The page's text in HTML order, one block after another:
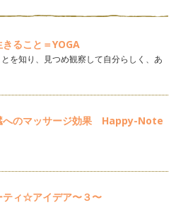
チン♪ ７月に入って京の町は祇園
に織姫という娘がいました。織
い
なったことありますか？ １０年
…
そう、眠ってしまいそう、敷居
ること＝YOGA
を知り、見つめ観察して自分らしく、あ
へのマッサージ効果 Happy-Note
ティ☆アイデア〜３〜